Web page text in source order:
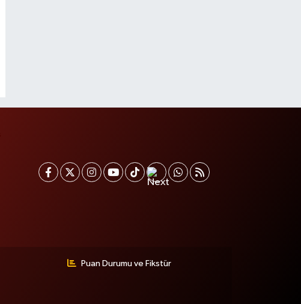
Puan Durumu ve Fikstür